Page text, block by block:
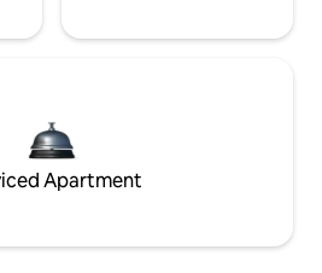
Apartment